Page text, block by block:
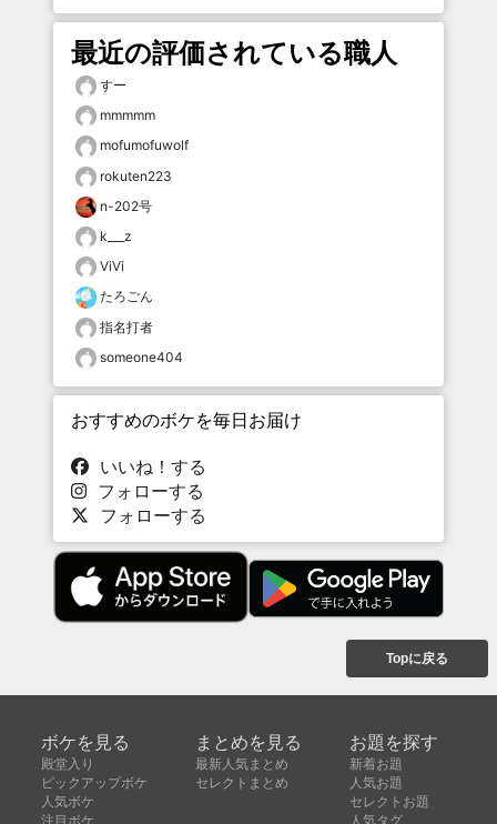
最近の評価されている職人
すー
mmmmm
mofumofuwolf
rokuten223
n-202号
k___z
ViVi
たろごん
指名打者
someone404
おすすめのボケを毎日お届け
いいね！する
フォローする
フォローする
Topに戻る
ボケを見る
殿堂入り
ピックアップボケ
人気ボケ
注目ボケ
まとめを見る
最新人気まとめ
セレクトまとめ
お題を探す
新着お題
人気お題
セレクトお題
人気タグ